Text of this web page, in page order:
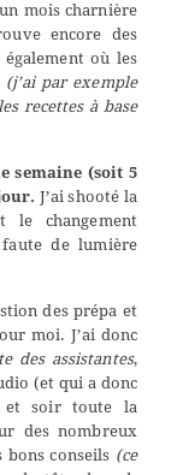
mois charnière
encore des
où les
(j’ai par exemple
recettes à base
semaine (soit 5
J’ai shooté la
le changement
de lumière
des prépa et
moi. J’ai donc
des assistantes,
(et qui a donc
et soir toute la
des nombreux
conseils (ce